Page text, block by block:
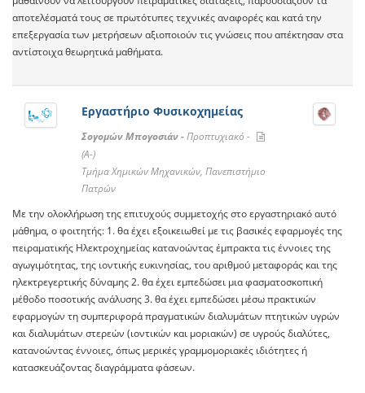
αποτελέσματά τους σε πρωτότυπες τεχνικές αναφορές και κατά την
επεξεργασία των μετρήσεων αξιοποιούν τις γνώσεις που απέκτησαν στα
αντίστοιχα θεωρητικά μαθήματα.
Εργαστήριο Φυσικοχημείας
Σογομών Μπογοσιάν -Προπτυχιακό -
(A-)
Τμήμα Χημικών Μηχανικών, Πανεπιστήμιο
Πατρών
Με την ολοκλήρωση της επιτυχούς συμμετοχής στο εργαστηριακό αυτό
μάθημα, ο φοιτητής: 1. θα έχει εξοικειωθεί με τις βασικές εφαρμογές της
πειραματικής Ηλεκτροχημείας κατανοώντας έμπρακτα τις έννοιες της
αγωγιμότητας, της ιοντικής ευκινησίας, του αριθμού μεταφοράς και της
ηλεκτρεγερτικής δύναμης 2. θα έχει εμπεδώσει μια φασματοσκοπική
μέθοδο ποσοτικής ανάλυσης 3. θα έχει εμπεδώσει μέσω πρακτικών
εφαρμογών τη συμπεριφορά πραγματικών διαλυμάτων πτητικών υγρών
και διαλυμάτων στερεών (ιοντικών και μοριακών) σε υγρούς διαλύτες,
κατανοώντας έννοιες, όπως μερικές γραμμομοριακές ιδιότητες ή
κατασκευάζοντας διαγράμματα φάσεων.